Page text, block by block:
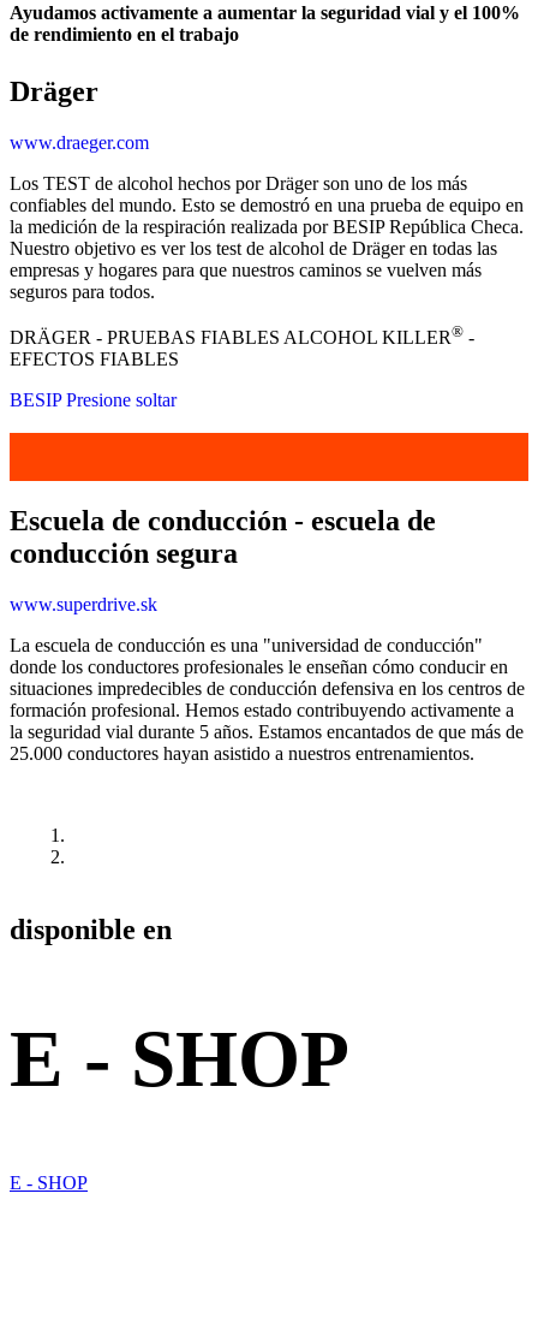
Ayudamos activamente a aumentar la seguridad vial y el 100%
de rendimiento en el trabajo
Dräger
www.draeger.com
Los TEST de alcohol hechos por Dräger son uno de los más
confiables del mundo. Esto se demostró en una prueba de equipo en
la medición de la respiración realizada por BESIP República Checa.
Nuestro objetivo es ver los test de alcohol de Dräger en todas las
empresas y hogares para que nuestros caminos se vuelven más
seguros para todos.
DRÄGER - PRUEBAS FIABLES ALCOHOL KILLER® -
EFECTOS FIABLES
BESIP Presione soltar
Escuela de conducción - escuela de
conducción segura
www.superdrive.sk
La escuela de conducción es una "universidad de conducción"
donde los conductores profesionales le enseñan cómo conducir en
situaciones impredecibles de conducción defensiva en los centros de
formación profesional. Hemos estado contribuyendo activamente a
la seguridad vial durante 5 años. Estamos encantados de que más de
25.000 conductores hayan asistido a nuestros entrenamientos.
disponible en
E - SHOP
E - SHOP